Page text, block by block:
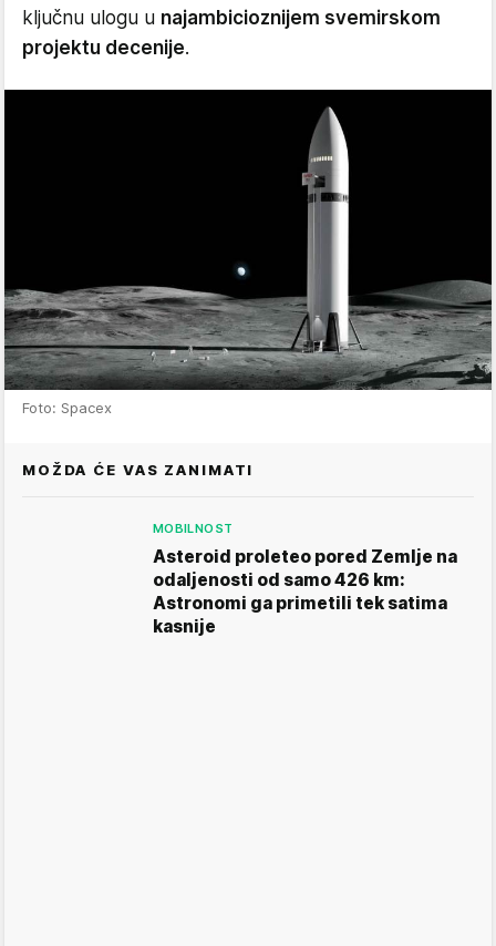
ključnu ulogu u najambicioznijem svemirskom
projektu decenije.
Foto: Spacex
MOŽDA ĆE VAS ZANIMATI
MOBILNOST
Asteroid proleteo pored Zemlje na
odaljenosti od samo 426 km:
Astronomi ga primetili tek satima
kasnije